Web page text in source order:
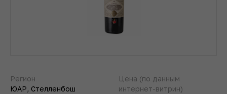
Регион
ЮАР, Стелленбош
Цена (по данным
интернет-витрин)